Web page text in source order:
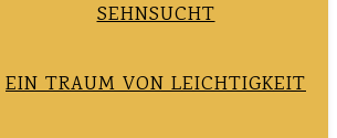
SEHNSUCHT
EIN TRAUM VON LEICHTIGKEIT